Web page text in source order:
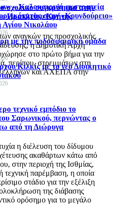
σχολικό συγκρότημα στην
Ηρακλείου Κρήτης
αναγκών της προσχολικής
η Δημοτική Αρχή
στο πρώτο βήμα για την
περίπου, στρεμμάτων στη
και ΑΧΕΠΑ στην
τεχνικό εμπόδιο το
Σαρωνικού, περνώντας ο
από τη Διώρυγα
η διέλευση του δίδυμου
ακαθάρτων κάτω από
στην περιοχή της Ισθμίας,
τεχνική παρέμβαση, η οποία
στάδιο για την εξέλιξη
της διάβασης
ορόσημο για το μεγάλο
– Καλοκαιρινή εκστρατεία
στην «Κουνδούρειο»
Αγίου Νικολάου
με την ποδοσφαιρική ομάδα
Κιλκίς με το νέο Διοικητικό